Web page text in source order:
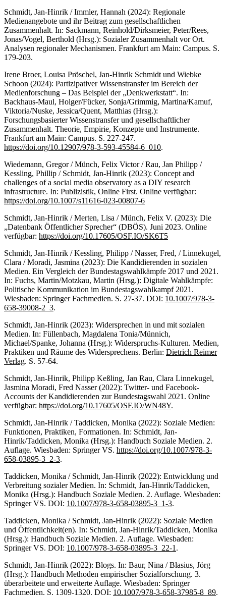
Schmidt, Jan-Hinrik / Immler, Hannah (2024): Regionale
Medienangebote und ihr Beitrag zum gesellschaftlichen
Zusammenhalt. In: Sackmann, Reinhold/Dirksmeier, Peter/Rees,
Jonas/Vogel, Berthold (Hrsg.): Sozialer Zusammenhalt vor Ort.
Analysen regionaler Mechanismen. Frankfurt am Main: Campus. S.
179-203.
Irene Broer, Louisa Pröschel, Jan-Hinrik Schmidt und Wiebke
Schoon (2024): Partizipativer Wissenstransfer im Bereich der
Medienforschung – Das Beispiel der „Denkwerkstatt“. In:
Backhaus-Maul, Holger/Fücker, Sonja/Grimmig, Martina/Kamuf,
Viktoria/Nuske, Jessica/Quent, Matthias (Hrsg.):
Forschungsbasierter Wissenstransfer und gesellschaftlicher
Zusammenhalt. Theorie, Empirie, Konzepte und Instrumente.
Frankfurt am Main: Campus. S. 227-247.
https://doi.org/10.12907/978-3-593-45584-6_010.
Wiedemann, Gregor / Münch, Felix Victor / Rau, Jan Philipp /
Kessling, Phillip / Schmidt, Jan-Hinrik (2023): Concept and
challenges of a social media observatory as a DIY research
infrastructure. In: Publizistik, Online First. Online verfügbar:
https://doi.org/10.1007/s11616-023-00807-6
Schmidt, Jan-Hinrik / Merten, Lisa / Münch, Felix V. (2023): Die
„Datenbank Öffentlicher Sprecher“ (DBÖS). Juni 2023. Online
verfügbar: https://doi.org/10.17605/OSF.IO/SK6T5
Schmidt, Jan-Hinrik / Kessling, Philipp / Nasser, Fred, / Linnekugel,
Clara / Moradi, Jasmina (2023): Die Kandidierenden in sozialen
Medien. Ein Vergleich der Bundestagswahlkämpfe 2017 und 2021.
In: Fuchs, Martin/Motzkau, Martin (Hrsg.): Digitale Wahlkämpfe:
Politische Kommunikation im Bundestagswahlkampf 2021.
Wiesbaden: Springer Fachmedien. S. 27-37. DOI: 10.1007/978-3-
658-39008-2_3.
Schmidt, Jan-Hinrik (2023): Widersprechen in und mit sozialen
Medien. In: Füllenbach, Magdalena Tonia/Münnich,
Michael/Spanke, Johanna (Hrsg.): Widerspruchs-Kulturen. Medien,
Praktiken und Räume des Widersprechens. Berlin: Dietrich Reimer
Verlag. S. 57-64.
Schmidt, Jan-Hinrik, Philipp Keßling, Jan Rau, Clara Linnekugel,
Jasmina Moradi, Fred Nasser (2022): Twitter- und Facebook-
Accounts der Kandidierenden zur Bundestagswahl 2021. Online
verfügbar: https://doi.org/10.17605/OSF.IO/WN48Y.
Schmidt, Jan-Hinrik / Taddicken, Monika (2022): Soziale Medien:
Funktionen, Praktiken, Formationen. In: Schmidt, Jan-
Hinrik/Taddicken, Monika (Hrsg.): Handbuch Soziale Medien. 2.
Auflage. Wiesbaden: Springer VS. https://doi.org/10.1007/978-3-
658-03895-3_2-3.
Taddicken, Monika / Schmidt, Jan-Hinrik (2022): Entwicklung und
Verbreitung sozialer Medien. In: Schmidt, Jan-Hinrik/Taddicken,
Monika (Hrsg.): Handbuch Soziale Medien. 2. Auflage. Wiesbaden:
Springer VS. DOI: 10.1007/978-3-658-03895-3_1-3.
Taddicken, Monika / Schmidt, Jan-Hinrik (2022): Soziale Medien
und Öffentlichkeit(en). In: Schmidt, Jan-Hinrik/Taddicken, Monika
(Hrsg.): Handbuch Soziale Medien. 2. Auflage. Wiesbaden:
Springer VS. DOI: 10.1007/978-3-658-03895-3_22-1 .
Schmidt, Jan-Hinrik (2022): Blogs. In: Baur, Nina / Blasius, Jörg
(Hrsg.): Handbuch Methoden empirischer Sozialforschung. 3.
überarbeitete und erweiterte Auflage. Wiesbaden: Springer
Fachmedien. S. 1309-1320. DOI: 10.1007/978-3-658-37985-8_89.